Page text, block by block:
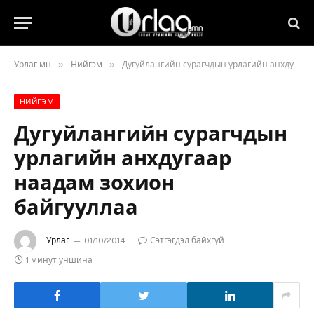
Урлаг.мн » Нийгэм » Дугуйлангийн сурагчдын урлагийн анхдугаар наадам зохион байгууллаа
НИЙГЭМ
Дугуйлангийн сурагчдын
урлагийн анхдугаар
наадам зохион
байгууллаа
Урлаг 01/10/2014
Сэтгэгдэл байхгүй
1 минут уншина